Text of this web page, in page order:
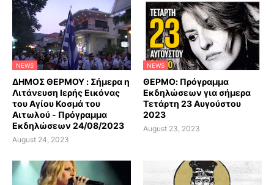
NEWS
ΔΗΜΟΣ ΘΕΡΜΟΥ : Σήμερα η
Λιτάνευση Ιερής Εικόνας
του Αγίου Κοσμά του
Αιτωλού - Πρόγραμμα
Εκδηλώσεων 24/08/2023
August 24, 2023
NEWS
ΘΕΡΜΟ: Πρόγραμμα
Εκδηλώσεων για σήμερα
Τετάρτη 23 Αυγούστου
2023
August 23, 2023